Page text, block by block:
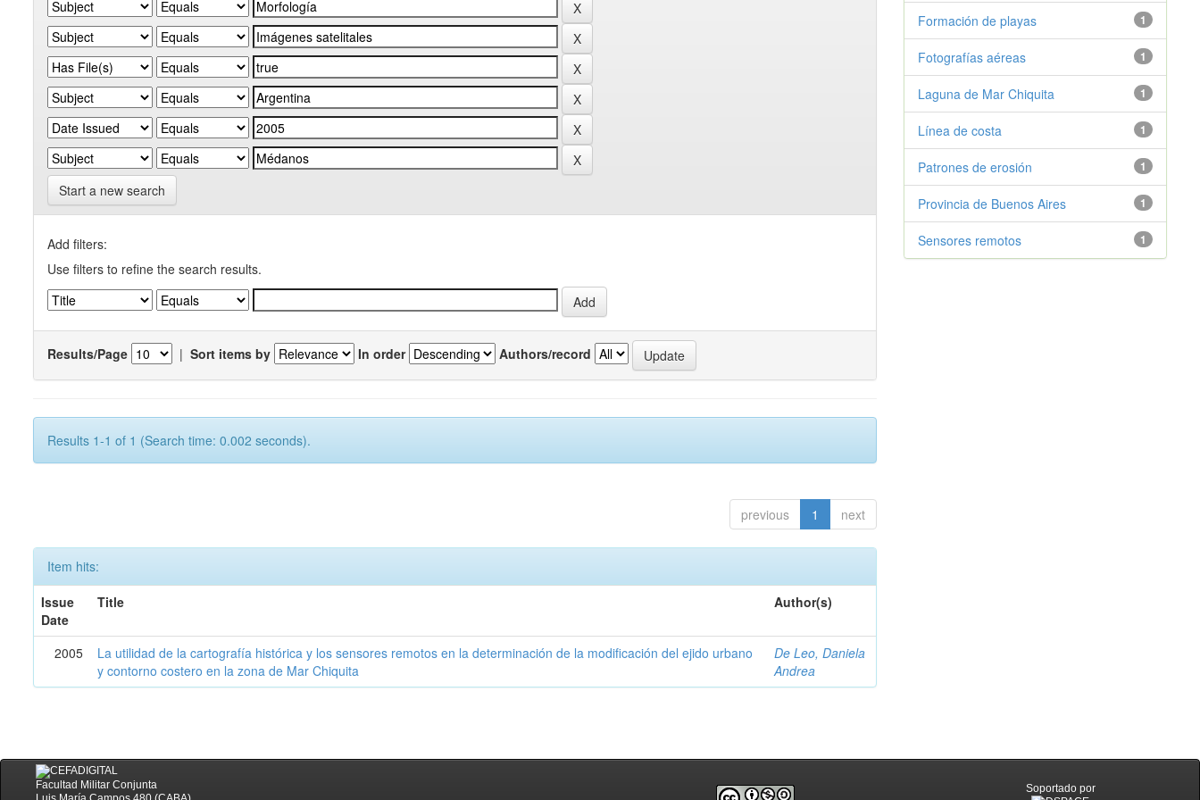
Start a new search
Add filters:
Use filters to refine the search results.
Results/Page | Sort items by In order Authors/record
Results 1-1 of 1 (Search time: 0.002 seconds).
previous 1 next
Item hits:
Issue
Date
Title Author(s)
2005
La utilidad de la cartografía histórica y los sensores remotos en la determinación de la modificación del ejido urbano
y contorno costero en la zona de Mar Chiquita
De Leo, Daniela
Andrea
1
Formación de playas
1
Fotografías aéreas
1
Laguna de Mar Chiquita
1
Línea de costa
1
Patrones de erosión
1
Provincia de Buenos Aires
1
Sensores remotos
Facultad Militar Conjunta
Soportado por